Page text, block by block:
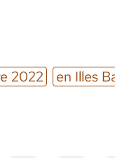
2022 en Illes